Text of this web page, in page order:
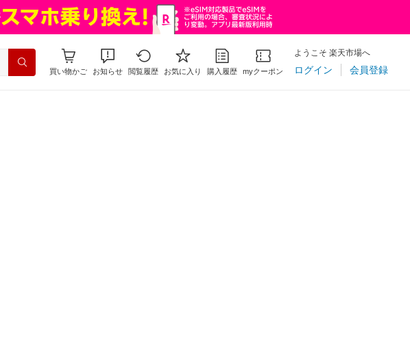
買い物かご お知らせ 閲覧履歴 お気に入り 購入履歴 myクーポン
ようこそ 楽天市場へ
ログイン 会員登録